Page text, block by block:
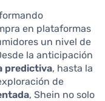
en plataformas
un nivel de
la anticipación
predictiva, hasta la
de
, Shein no solo